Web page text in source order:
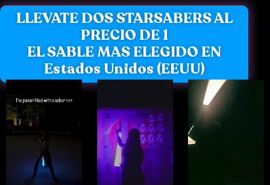
LLEVATE DOS STARSABERS AL
PRECIO DE 1
EL SABLE MAS ELEGIDO EN
Estados Unidos (EEUU)